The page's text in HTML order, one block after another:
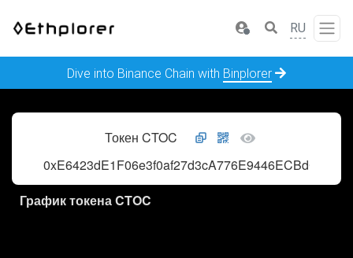
RU
Dive into Binance Chain with Binplorer
Токен CTOC
0xE6423dE1F06e3f0af27d3cA776E9446ECBdC354B
График токена CTOC